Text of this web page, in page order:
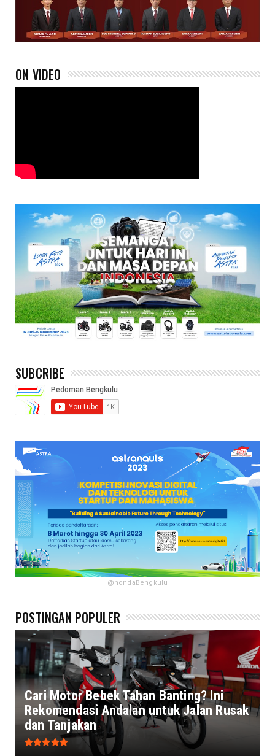
ON VIDEO
SUBCRIBE
@hondaBengkulu
POSTINGAN POPULER
Cari Motor Bebek Tahan Banting? Ini
Rekomendasi Andalan untuk Jalan Rusak
dan Tanjakan